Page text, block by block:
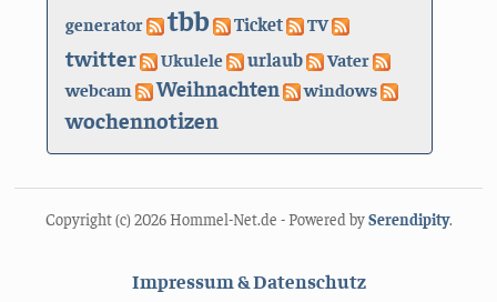
generator
tbb Ticket TV
twitter Ukulele urlaub
Vater
webcam
Weihnachten windows
wochennotizen
Copyright (c) 2026 Hommel-Net.de - Powered bySerendipity.
Impressum & Datenschutz